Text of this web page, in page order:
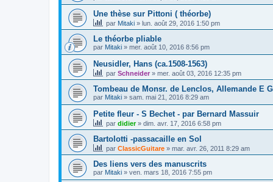
Une thèse sur Pittoni ( théorbe)
par Mitaki » lun. août 29, 2016 1:50 pm
Le théorbe pliable
par Mitaki » mer. août 10, 2016 8:56 pm
Neusidler, Hans (ca.1508-1563)
par Schneider » mer. août 03, 2016 12:35 pm
Tombeau de Monsr. de Lenclos, Allemande E
par Mitaki » sam. mai 21, 2016 8:29 am
Petite fleur - S Bechet - par Bernard Massuir
par didier» dim. avr. 17, 2016 6:58 pm
Bartolotti -passacaille en Sol
par ClassicGuitare » mar. avr. 26, 2011 8:29 am
Des liens vers des manuscrits
par Mitaki » ven. mars 18, 2016 7:55 pm